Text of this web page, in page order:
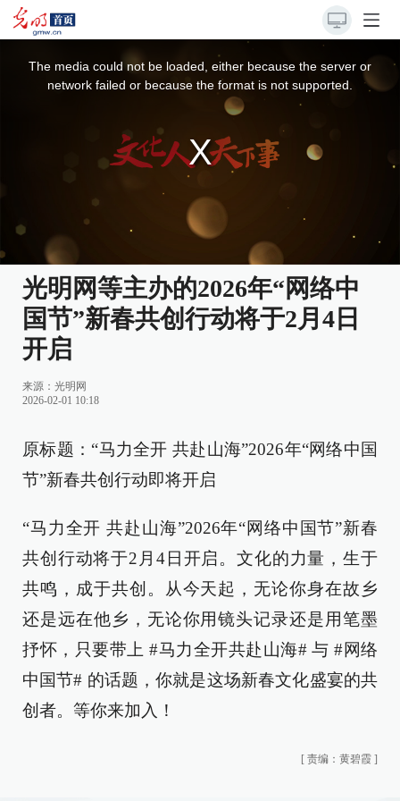
The media could not be loaded, either because the server or
network failed or because the format is not supported.
光明网等主办的2026年“网络中
国节”新春共创行动将于2月4日
开启
来源： 光明网
2026-02-01 10:18
原标题： “马力全开 共赴山海”2026年“网络中国
节”新春共创行动即将开启
“马力全开 共赴山海”2026年“网络中国节”新春
共创行动将于2月4日开启。文化的力量，生于
共鸣，成于共创。从今天起，无论你身在故乡
还是远在他乡，无论你用镜头记录还是用笔墨
抒怀，只要带上 #马力全开共赴山海# 与 #网络
中国节# 的话题，你就是这场新春文化盛宴的共
创者。等你来加入！
[ 责编：黄碧霞 ]